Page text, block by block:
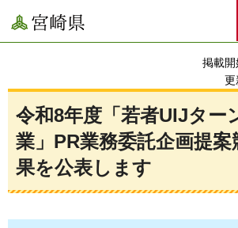
宮崎県
掲載
更
令和8年度「若者UIJター
業」PR業務委託企画提案
果を公表します